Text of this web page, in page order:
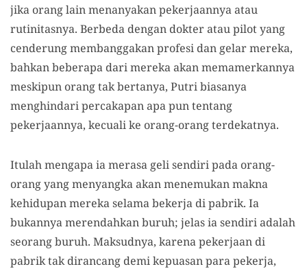
jika orang lain menanyakan pekerjaannya atau
rutinitasnya. Berbeda dengan dokter atau pilot yang
cenderung membanggakan profesi dan gelar mereka,
bahkan beberapa dari mereka akan memamerkannya
meskipun orang tak bertanya, Putri biasanya
menghindari percakapan apa pun tentang
pekerjaannya, kecuali ke orang-orang terdekatnya.
Itulah mengapa ia merasa geli sendiri pada orang-
orang yang menyangka akan menemukan makna
kehidupan mereka selama bekerja di pabrik. Ia
bukannya merendahkan buruh; jelas ia sendiri adalah
seorang buruh. Maksudnya, karena pekerjaan di
pabrik tak dirancang demi kepuasan para pekerja,